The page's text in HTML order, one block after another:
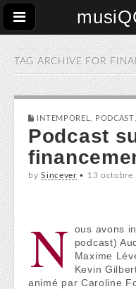
TAG ARCHIVE FOR
INTEMPOREL PODCAST
Podcast
bySincever• 13 octobre
N
ous avons
podcast)
Maxime
Kevin
animé par Caroline